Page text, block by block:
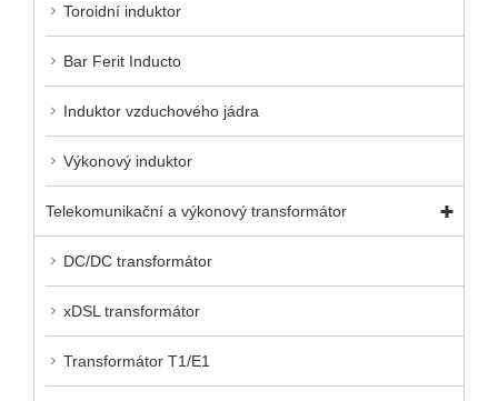
Toroidní induktor
Bar Ferit Inducto
Induktor vzduchového jádra
Výkonový induktor
Telekomunikační a výkonový transformátor
DC/DC transformátor
xDSL transformátor
Transformátor T1/E1